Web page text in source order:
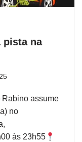
pista na
Rabino assume
no
às 23h55